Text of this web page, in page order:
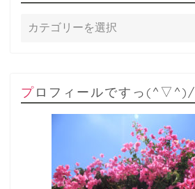
プロフィールですっ(^▽^)/